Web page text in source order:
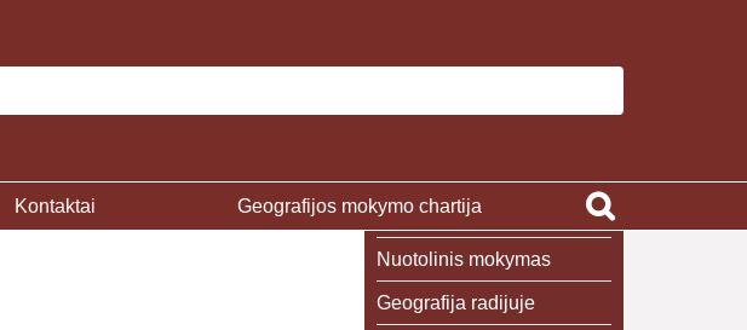
Kontaktai Geografijos mokymo chartija
Nuotolinis mokymas
Geografija radijuje